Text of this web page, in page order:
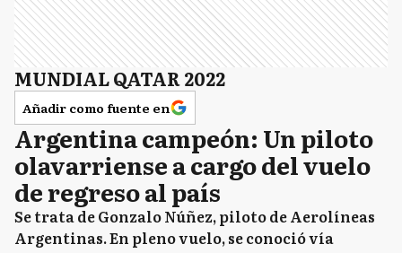
MUNDIAL QATAR 2022
Añadir como fuente en
Argentina campeón: Un piloto
olavarriense a cargo del vuelo
de regreso al país
Se trata de Gonzalo Núñez, piloto de Aerolíneas
Argentinas. En pleno vuelo, se conoció vía